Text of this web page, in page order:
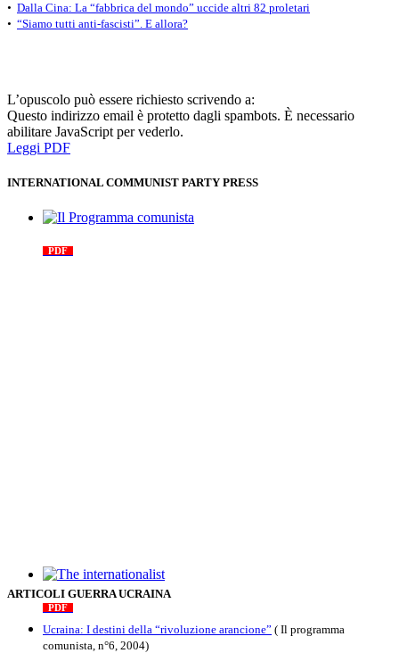
• Dalla Cina: La “fabbrica del mondo” uccide altri 82 proletari
• “Siamo tutti anti-fascisti”. E allora?
L’opuscolo può essere richiesto scrivendo a:
Questo indirizzo email è protetto dagli spambots. È necessario
abilitare JavaScript per vederlo.
Leggi PDF
INTERNATIONAL COMMUNIST PARTY PRESS
PDF
The internationalist
PDF
ARTICOLI GUERRA UCRAINA
Ucraina: I destini della “rivoluzione arancione” ( Il programma
comunista, n°6, 2004)